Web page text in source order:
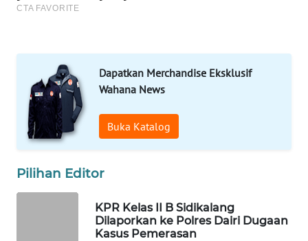
Dapatkan Merchandise Eksklusif
Wahana News
Buka Katalog
Pilihan Editor
KPR Kelas II B Sidikalang
Dilaporkan ke Polres Dairi Dugaan
Kasus Pemerasan
WALINKI
ID
MAWAKA
ID
MARTABAT
NET